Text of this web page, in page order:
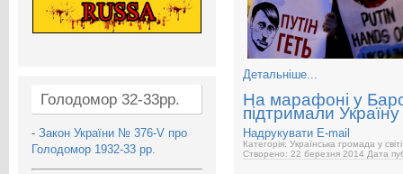
Голодомор 32-33рр.
- Закон України № 376-V про
Голодомор 1932-33 рр.
Детальніше...
На марафоні у
підтримали Україну
Надрукувати E-mail
Категорія: Українська громада у світі
Створено: 22 березня 2014 Дата